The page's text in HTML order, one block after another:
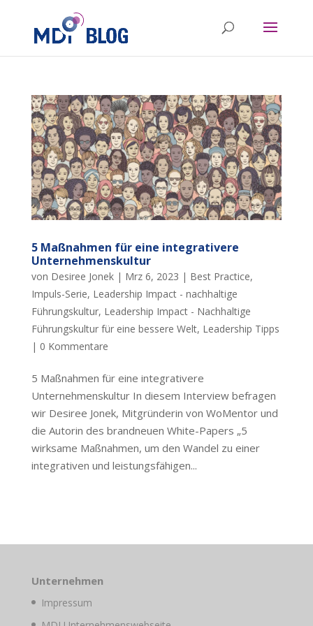
5 Maßnahmen für eine integrativere
Unternehmenskultur
von Desiree Jonek| Mrz 6, 2023 | Best Practice,
Impuls-Serie, Leadership Impact - nachhaltige
Führungskultur, Leadership Impact - Nachhaltige
Führungskultur für eine bessere Welt, Leadership Tipps
| 0 Kommentare
5 Maßnahmen für eine integrativere
Unternehmenskultur In diesem Interview befragen
wir Desiree Jonek, Mitgründerin von WoMentor und
die Autorin des brandneuen White-Papers „5
wirksame Maßnahmen, um den Wandel zu einer
integrativen und leistungsfähigen...
Unternehmen
Impressum